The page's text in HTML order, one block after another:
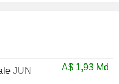
JUN A$ 1,93 Md